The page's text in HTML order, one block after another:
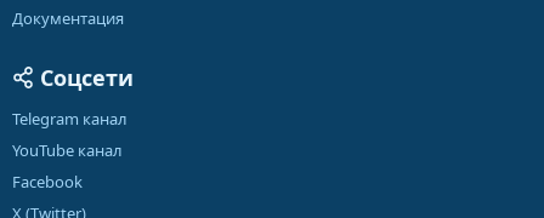
Документация
Соцсети
Telegram канал
YouTube канал
Facebook
X (Twitter)